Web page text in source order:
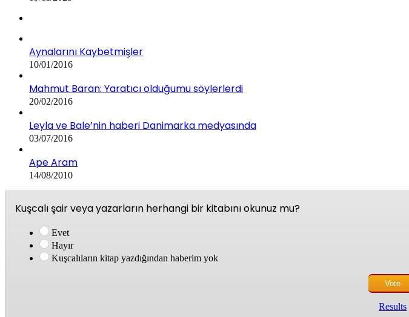
Aynalarını Kaybetmişler
10/01/2016
Mahmut Baran: Yaratıcı olduğumu söylerlerdi
20/02/2016
Leyla ve Bale’nin haberi Danimarka medyasında
03/07/2016
Ape Aram
14/08/2010
Kuşcalı şair veya yazarların herhangi bir kitabını okunuz mu?
Evet
Hayır
Kuşcalıların kitap yazdığından haberim yok
Results